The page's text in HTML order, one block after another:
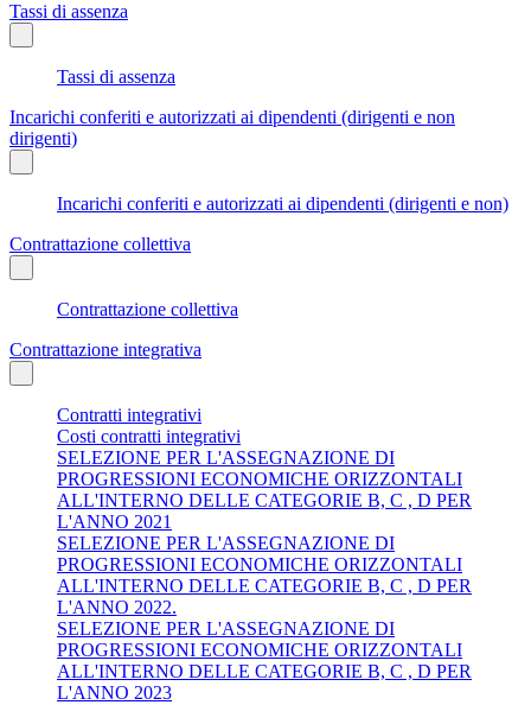
Tassi di assenza
Tassi di assenza
Incarichi conferiti e autorizzati ai dipendenti (dirigenti e non
dirigenti)
Incarichi conferiti e autorizzati ai dipendenti (dirigenti e non)
Contrattazione collettiva
Contrattazione collettiva
Contrattazione integrativa
Contratti integrativi
Costi contratti integrativi
SELEZIONE PER L'ASSEGNAZIONE DI
PROGRESSIONI ECONOMICHE ORIZZONTALI
ALL'INTERNO DELLE CATEGORIE B, C , D PER
L'ANNO 2021
SELEZIONE PER L'ASSEGNAZIONE DI
PROGRESSIONI ECONOMICHE ORIZZONTALI
ALL'INTERNO DELLE CATEGORIE B, C , D PER
L'ANNO 2022.
SELEZIONE PER L'ASSEGNAZIONE DI
PROGRESSIONI ECONOMICHE ORIZZONTALI
ALL'INTERNO DELLE CATEGORIE B, C , D PER
L'ANNO 2023